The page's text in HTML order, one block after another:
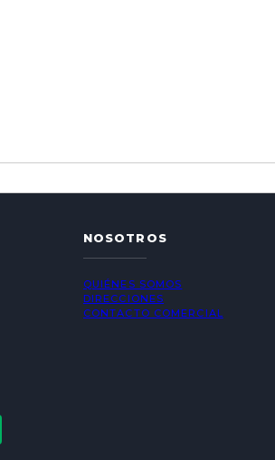
NOSOTROS
QUIÉNES SOMOS
DIRECCIONES
CONTACTO COMERCIAL